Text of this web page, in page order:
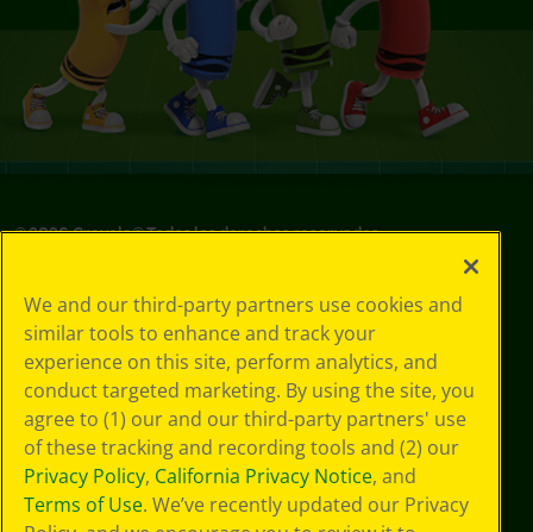
©2026Crayola® Todos los derechos reservados.
de privacidad
Política de
privacidad
Términos de SMS
GDPR
Aviso de
privacidad de CA
Cookie
Preferences
We and our third-party partners use cookies and
similar tools to enhance and track your
experience on this site, perform analytics, and
conduct targeted marketing. By using the site, you
agree to (1) our and our third-party partners' use
of these tracking and recording tools and (2) our
Privacy Policy, California Privacy Notice, and
Terms of Use. We’ve recently updated our Privacy